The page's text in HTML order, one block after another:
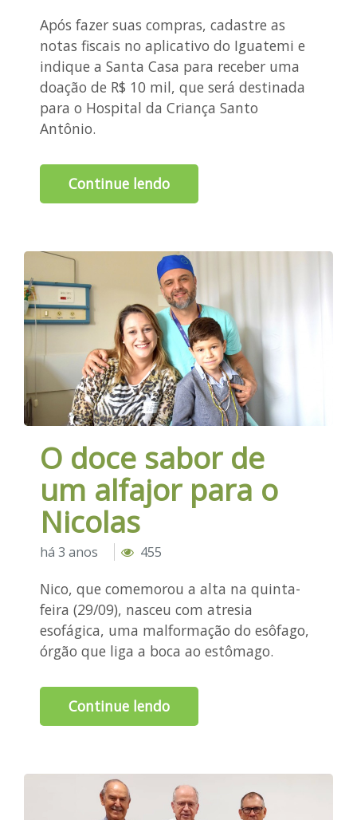
Após fazer suas compras, cadastre as
notas fiscais no aplicativo do Iguatemi e
indique a Santa Casa para receber uma
doação de R$ 10 mil, que será destinada
para o Hospital da Criança Santo
Antônio.
Continue lendo
O doce sabor de
um alfajor para o
Nicolas
há 3 anos 455
Nico, que comemorou a alta na quinta-
feira (29/09), nasceu com atresia
esofágica, uma malformação do esôfago,
órgão que liga a boca ao estômago.
Continue lendo